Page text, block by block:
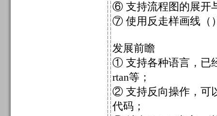
⑥ 支持流程图的展开
⑦ 使用反走样画线
发展前瞻
① 支持各种语言，已
rtan等；
② 支持反向操作，可
代码；